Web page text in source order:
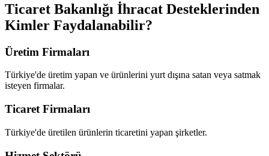
Ticaret Bakanlığı İhracat Desteklerinden
Kimler Faydalanabilir?
Üretim Firmaları
Türkiye'de üretim yapan ve ürünlerini yurt dışına satan veya satmak
isteyen firmalar.
Ticaret Firmaları
Türkiye'de üretilen ürünlerin ticaretini yapan şirketler.